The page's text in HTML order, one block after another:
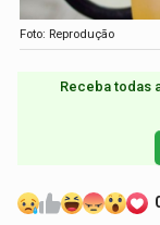
Foto: Reprodução
Receba todas